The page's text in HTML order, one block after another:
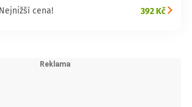
Nejnižší cena! 392 Kč